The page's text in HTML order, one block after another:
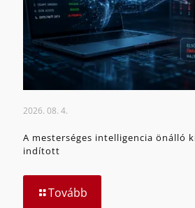
2026. 08. 4.
A mesterséges intelligencia önálló
indított
Tovább